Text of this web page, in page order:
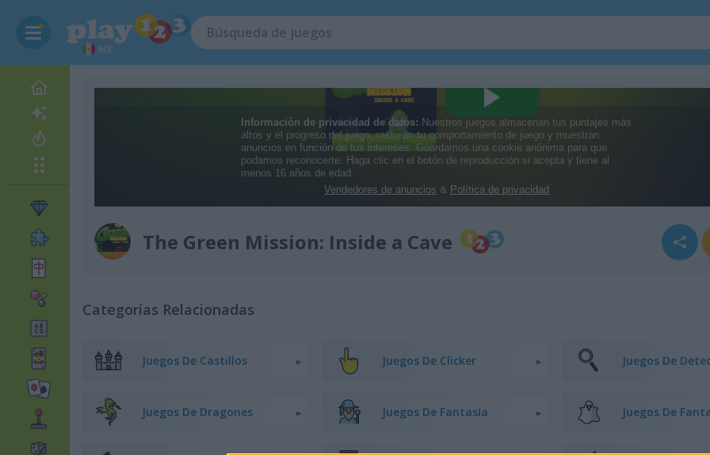
MX
The Green Mission: Inside a Cave
Categorías Relacionadas
Juegos De Castillos Juegos De Clicker Juegos De
Juegos De Dragones Juegos De Fantasía Juegos De